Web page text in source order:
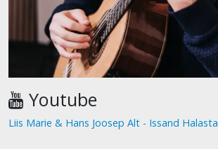
Youtube
Liis Marie & Hans Joosep Alt - Issand Halasta